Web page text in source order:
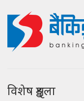
विशेष शृङ्खला